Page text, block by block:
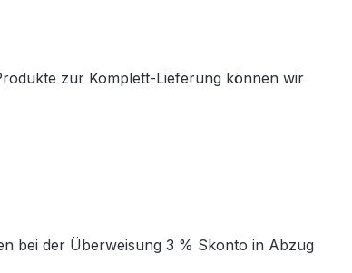
zur Komplett-Lieferung können wir
bei der Überweisung 3 % Skonto in Abzug